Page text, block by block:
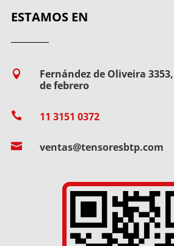
ESTAMOS EN

Fernández de Oliveira
de febrero
 11 3151 0372
 ventas@tensoresbtp.com